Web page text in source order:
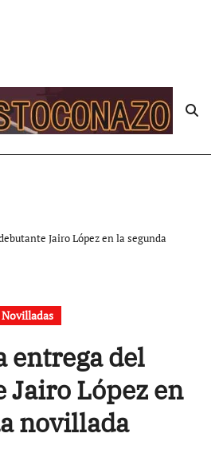
Jairo López en la segunda
Novilladas
entrega del
Jairo López en
novillada